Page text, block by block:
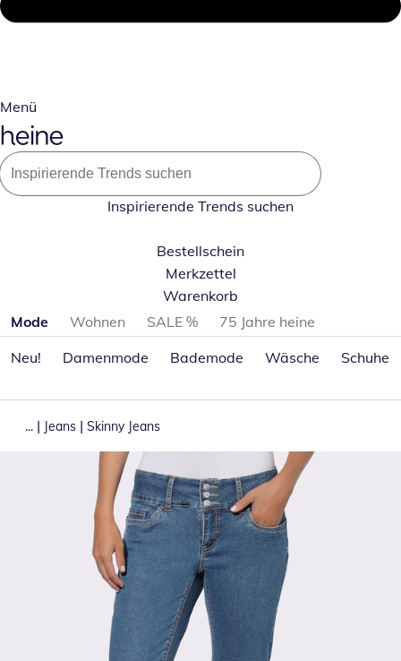
Menü
Inspirierende Trends suchen
Bestellschein
Merkzettel
Warenkorb
Produktkategorien überspringen
Mode Wohnen SALE %
75 Jahre heine
Neu!
Damenmode Bademode Wäsche Schuhe
... | Jeans | Skinny Jeans